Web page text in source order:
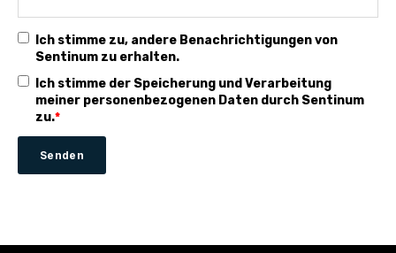
Ich stimme zu, andere Benachrichtigungen von
Sentinum zu erhalten.
Ich stimme der Speicherung und Verarbeitung
meiner personenbezogenen Daten durch Sentinum
zu.*